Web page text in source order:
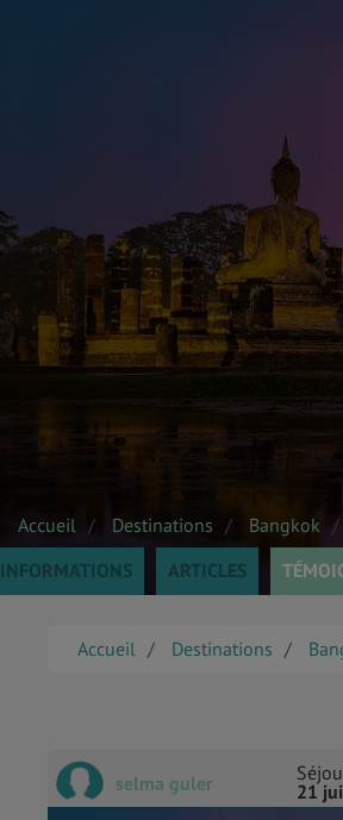
Accueil Destinations Bangkok
INFORMATIONS
ARTICLES
Accueil Destinations
selma guler
21